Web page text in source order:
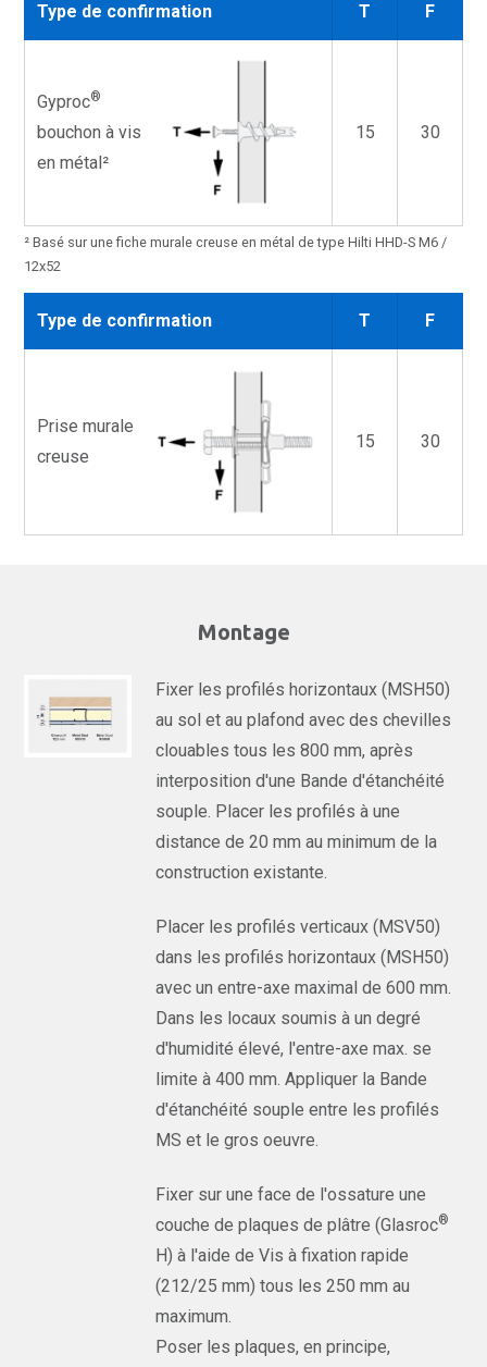
Type de confirmation T F
Gyproc®
bouchon à vis
en métal²
15 30
² Basé sur une fiche murale creuse en métal de type Hilti HHD-S M6 /
12x52
Type de confirmation T F
Prise murale
creuse
15 30
Montage
Fixer les profilés horizontaux (MSH50)
au sol et au plafond avec des chevilles
clouables tous les 800 mm, après
interposition d'une Bande d'étanchéité
souple. Placer les profilés à une
distance de 20 mm au minimum de la
construction existante.
Placer les profilés verticaux (MSV50)
dans les profilés horizontaux (MSH50)
avec un entre-axe maximal de 600 mm.
Dans les locaux soumis à un degré
d'humidité élevé, l'entre-axe max. se
limite à 400 mm. Appliquer la Bande
d'étanchéité souple entre les profilés
MS et le gros oeuvre.
Fixer sur une face de l'ossature une
couche de plaques de plâtre (Glasroc®
H) à l'aide de Vis à fixation rapide
(212/25 mm) tous les 250 mm au
maximum.
Poser les plaques, en principe,